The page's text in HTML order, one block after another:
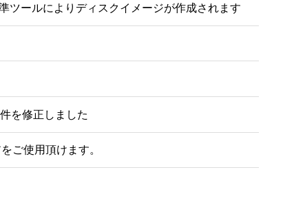
ツールによりディスクイメージが作成されます
を修正しました
ご使用頂けます。